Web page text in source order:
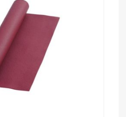
ПРИДБАТИ
Add to Wishlist